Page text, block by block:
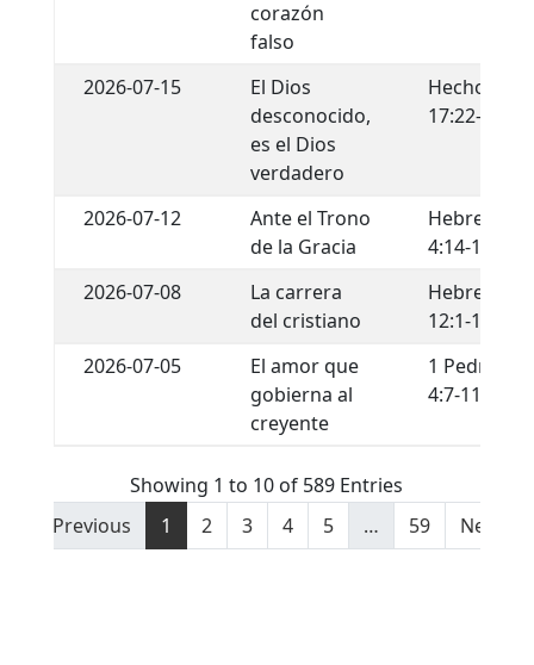
corazón
falso
2026-07-15
El Dios
desconocido,
es el Dios
verdadero
Hechos
17:22-34
2026-07-12
Ante el Trono
de la Gracia
Hebreos
4:14-16
2026-07-08
La carrera
del cristiano
Hebreos
12:1-13
2026-07-05
El amor que
gobierna al
creyente
1 Pedro
4:7-11
Showing 1 to 10 of 589 Entries
Previous
1 2 3 4 5 … 59 Next